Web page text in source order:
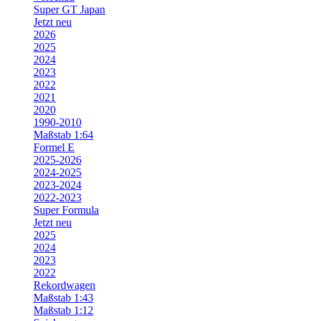
Super GT Japan
Jetzt neu
2026
2025
2024
2023
2022
2021
2020
1990-2010
Maßstab 1:64
Formel E
2025-2026
2024-2025
2023-2024
2022-2023
Super Formula
Jetzt neu
2025
2024
2023
2022
Rekordwagen
Maßstab 1:43
Maßstab 1:12